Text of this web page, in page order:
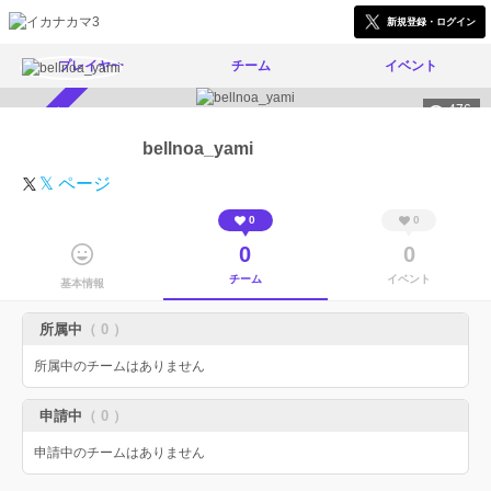
新規登録・ログイン
プレイヤー チーム イベント
476
bellnoa_yami
𝕏 ページ
基本情報
0
0
チーム
0
0
イベント
所属中 （ 0 ）
所属中のチームはありません
申請中 （ 0 ）
申請中のチームはありません